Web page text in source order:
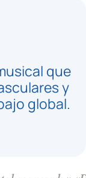
que
y
global.